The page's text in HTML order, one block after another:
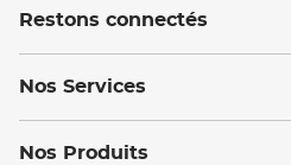
Restons connectés
Nos Services
Nos Produits